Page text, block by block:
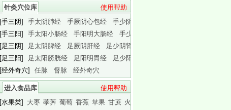
针灸穴位库
使用帮助
[手三阴]
手太阴肺经 手厥阴心包经
手少阴心经
[手三阳]
手太阳小肠经 手阳明大肠经
手少阳三焦经
[足三阴]
足太阴脾经 足厥阴肝经
足少阴肾经
[足三阳]
足太阳膀胱经 足阳明胃经
足少阳胆经
[经外奇穴]
任脉 督脉 经外奇穴
进入食品库
使用帮助
[水果类]
大枣 荸荠 葡萄 香蕉 苹果 甘蔗 火龙果